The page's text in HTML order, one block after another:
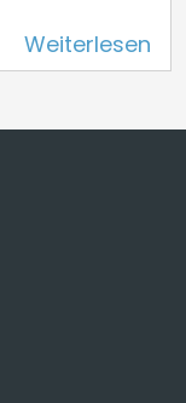
Weiterlesen